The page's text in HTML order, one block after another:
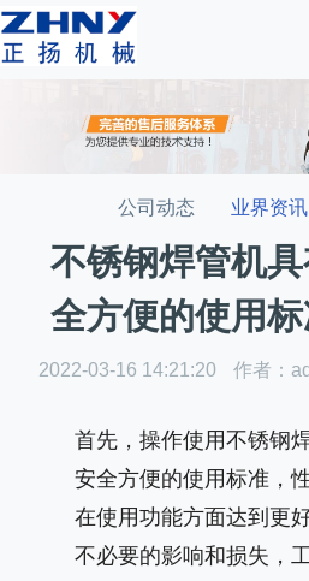
公司动态 业界资讯
不锈钢焊管机
全方便的使用
2022-03-16 14:21:20 作者：
首先，操作使用不锈钢
安全方便的使用标准，
在使用功能方面达到更
不必要的影响和损失，